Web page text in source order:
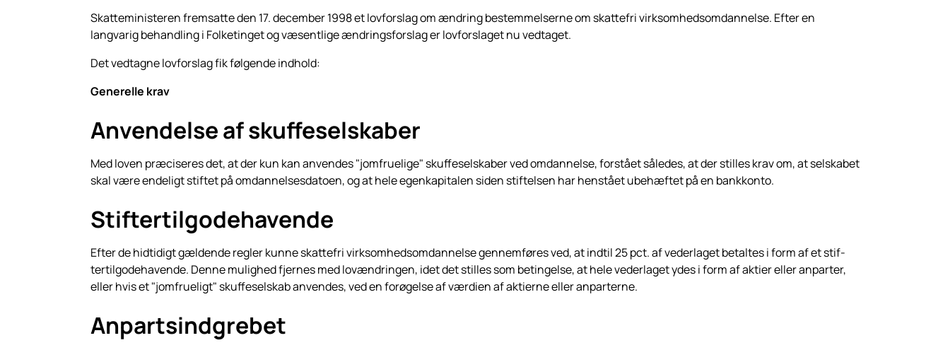
Skatteministeren fremsatte den 17. december 1998 et lovforslag om æn­dring bestemmelserne om skattefri virksomhedsomdannelse. Efter en
langvarig behandling i Folketinget og væsentlige ændringsforslag er lov­forslaget nu vedtaget.
Det vedtagne lovforslag fik følgende indhold:
Generelle krav
Anvendelse af skuffeselskaber
Med loven præciseres det, at der kun kan anvendes "jomfruelige" skuffe­selskaber ved omdannelse, forstået således, at der stilles krav om, at sel­skabet
skal være endeligt stiftet på omdannelsesdatoen, og at hele egenka­pitalen siden stiftelsen har henstået ubehæftet på en bankkonto.
Stiftertilgodehavende
Efter de hidtidigt gældende regler kunne skattefri virksomhedsomdannelse gennemføres ved, at indtil 25 pct. af vederlaget betaltes i form af et stif­
tertilgodehavende. Denne mulighed fjernes med lovændringen, idet det stilles som betingelse, at hele vederlaget ydes i form af aktier eller anpar­ter,
eller hvis et "jomfrueligt" skuffeselskab anvendes, ved en forøgelse af værdien af aktierne eller anparterne.
Anpartsindgrebet